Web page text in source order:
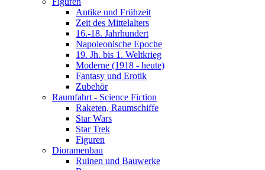
Antike und Frühzeit
Zeit des Mittelalters
16.-18. Jahrhundert
Napoleonische Epoche
19. Jh. bis 1. Weltkrieg
Moderne (1918 - heute)
Fantasy und Erotik
Zubehör
Raumfahrt - Science Fiction
Raketen, Raumschiffe
Star Wars
Star Trek
Figuren
Dioramenbau
Ruinen und Bauwerke